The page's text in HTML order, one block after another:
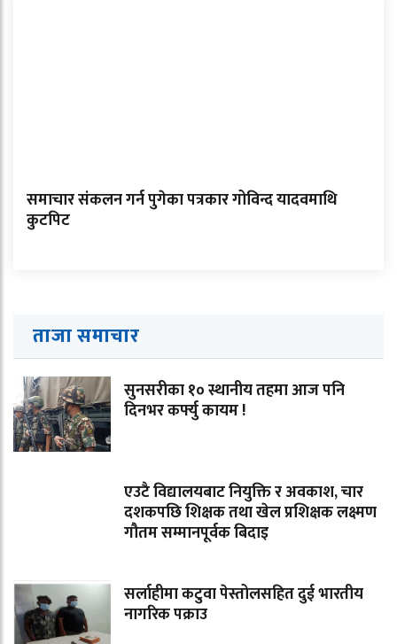
समाचार संकलन गर्न पुगेका पत्रकार गोविन्द यादवमाथि
कुटपिट
ताजा समाचार
सुनसरीका १० स्थानीय तहमा आज पनि
दिनभर कर्फ्यु कायम !
एउटै विद्यालयबाट नियुक्ति र अवकाश, चार
दशकपछि शिक्षक तथा खेल प्रशिक्षक लक्ष्मण
गौतम सम्मानपूर्वक बिदाइ
सर्लाहीमा कटुवा पेस्तोलसहित दुई भारतीय
नागरिक पक्राउ